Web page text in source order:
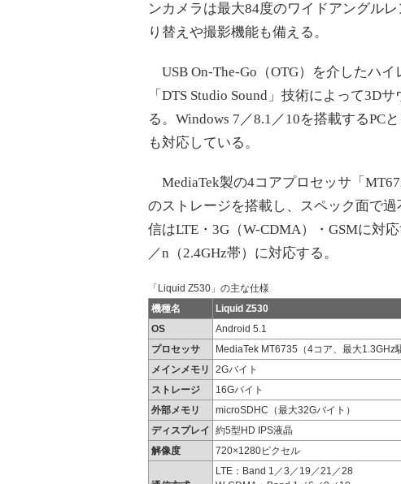
ンカメラは最大84度のワイドアングル
り替えや撮影機能も備える。
USB On-The-Go（OTG）を介したハ
「DTS Studio Sound」技術によって3D
る。Windows 7／8.1／10を搭載するPC
も対応している。
MediaTek製の4コアプロセッサ「
のストレージを搭載し、スペック面で
信はLTE・3G（W-CDMA）・GSMに対
／n（2.4GHz帯）に対応する。
「Liquid Z530」の主な仕様
機種名
Liquid Z530
OS
Android 5.1
プロセッサ
MediaTek MT6735（4コア、最大1.3GHz
メインメモリ
2Gバイト
ストレージ
16Gバイト
外部メモリ
microSDHC（最大32Gバイト）
ディスプレイ 約5型HD IPS液晶
解像度
720×1280ピクセル
LTE：Band 1／3／19／21／28